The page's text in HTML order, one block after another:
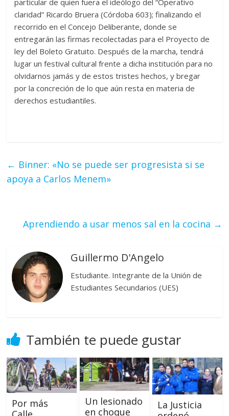
particular de quien fuera el ideólogo del “Operativo
claridad” Ricardo Bruera (Córdoba 603); finalizando el
recorrido en el Concejo Deliberante, donde se
entregarán las firmas recolectadas para el Proyecto de
ley del Boleto Gratuito. Después de la marcha, tendrá
lugar un festival cultural frente a dicha institución para no
olvidarnos jamás y de estos tristes hechos, y bregar
por la concreción de lo que aún resta en materia de
derechos estudiantiles.
← Binner: «No se puede ser progresista si se
apoya a Carlos Menem»
Aprendiendo a usar menos sal en la cocina →
Guillermo D'Angelo
Estudiante. Integrante de la Unión de
Estudiantes Secundarios (UES)
También te puede gustar
Por más
Un lesionado
en choque
La Justicia